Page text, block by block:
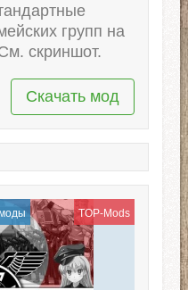
групп на
скриншот.
Скачать мод
TOP-Mods